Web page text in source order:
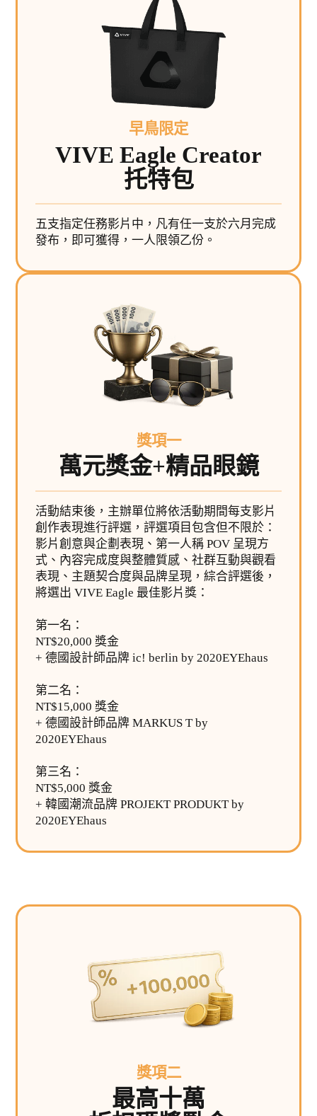
早鳥限定
VIVE Eagle Creator
托特包
五支指定任務影片中，凡有任一支於六月完成
發布，即可獲得，一人限領乙份。
獎項一
萬元獎金+精品眼鏡
活動結束後，主辦單位將依活動期間每支影片
創作表現進行評選，評選項目包含但不限於：
影片創意與企劃表現、第一人稱 POV 呈現方
式、內容完成度與整體質感、社群互動與觀看
表現、主題契合度與品牌呈現，綜合評選後，
將選出 VIVE Eagle 最佳影片獎：
第一名：
NT$20,000 獎金
+ 德國設計師品牌 ic! berlin by 2020EYEhaus
第二名：
NT$15,000 獎金
+ 德國設計師品牌 MARKUS T by
2020EYEhaus
第三名：
NT$5,000 獎金
+ 韓國潮流品牌 PROJEKT PRODUKT by
2020EYEhaus
獎項二
最高十萬